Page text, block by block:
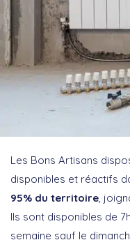
Les Bons Artisans
disponibles et réactifs
95% du territoire,
Ils sont disponibles de
semaine sauf le